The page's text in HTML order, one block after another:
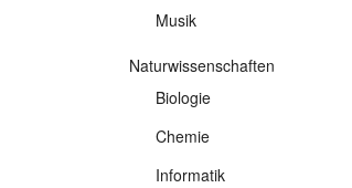
Musik
Naturwissenschaften
Biologie
Chemie
Informatik